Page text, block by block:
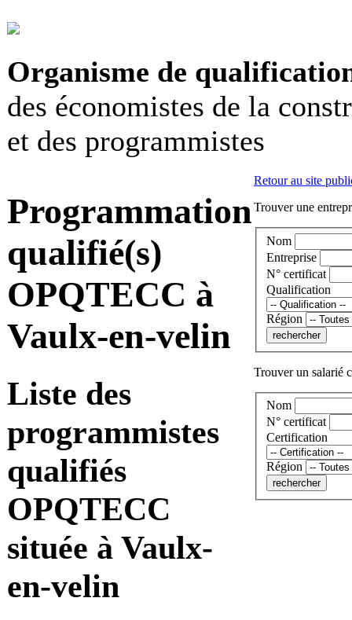
Organisme de
des économistes de la
et des programmistes
Programmation
qualifié(s)
OPQTECC à
Vaulx-en-velin
Liste des
programmistes
qualifiés
OPQTECC
située à Vaulx-
en-velin
Retour au site
Trouver une
Nom
Entreprise
N° certificat
Qualification
Région
Trouver un salarié
Nom
N° certificat
Certification
Région